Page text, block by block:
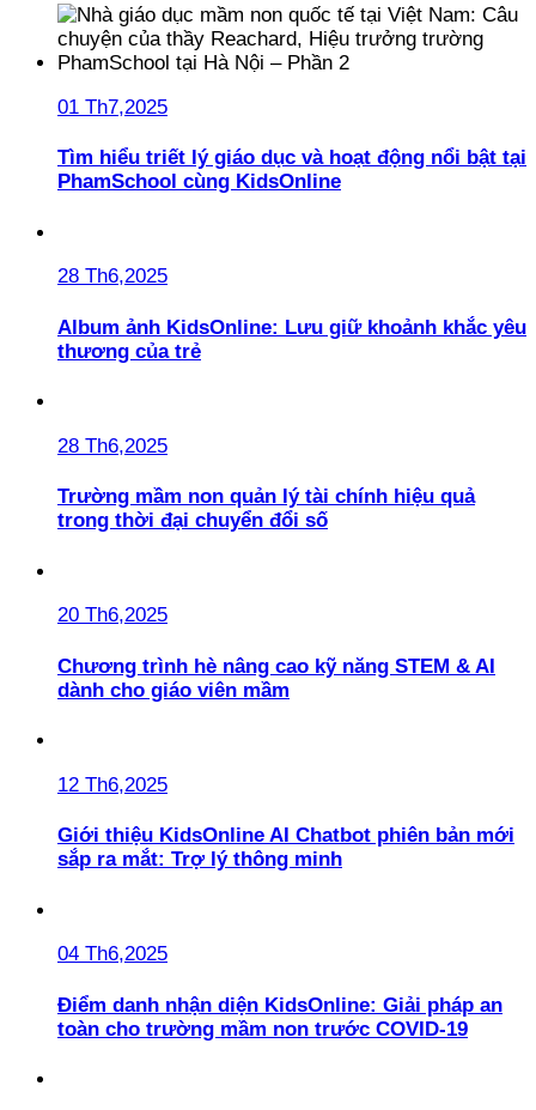
01 Th7,2025
Tìm hiểu triết lý giáo dục và hoạt động nổi bật tại
PhamSchool cùng KidsOnline
28 Th6,2025
Album ảnh KidsOnline: Lưu giữ khoảnh khắc yêu
thương của trẻ
28 Th6,2025
Trường mầm non quản lý tài chính hiệu quả
trong thời đại chuyển đổi số
20 Th6,2025
Chương trình hè nâng cao kỹ năng STEM & AI
dành cho giáo viên mầm
12 Th6,2025
Giới thiệu KidsOnline AI Chatbot phiên bản mới
sắp ra mắt: Trợ lý thông minh
04 Th6,2025
Điểm danh nhận diện KidsOnline: Giải pháp an
toàn cho trường mầm non trước COVID-19